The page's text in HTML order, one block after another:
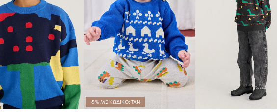
-5% ΜΕ ΚΩΔΙΚΟ: TAN